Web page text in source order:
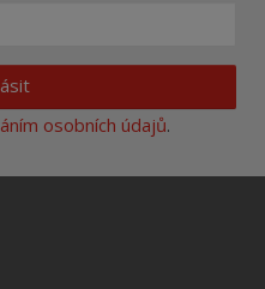
osobních údajů.